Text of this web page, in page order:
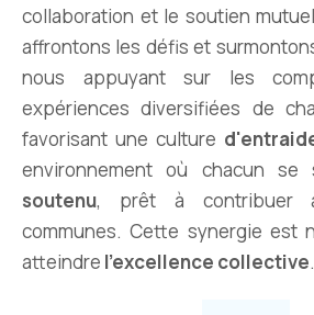
collaboration et le soutien
affrontons les défis et
nous appuyant sur les
expériences diversifiées de
favorisant une culture
environnement où chacun se
soutenu, prêt à contribuer
communes. Cette synergie est
atteindre l'excellence collective.